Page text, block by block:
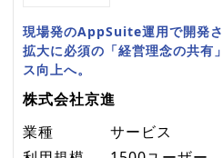
現場発のAppSuite運用で開発
拡大に必須の「経営理念の共有
ス向上へ。
株式会社京進
業種
サービス